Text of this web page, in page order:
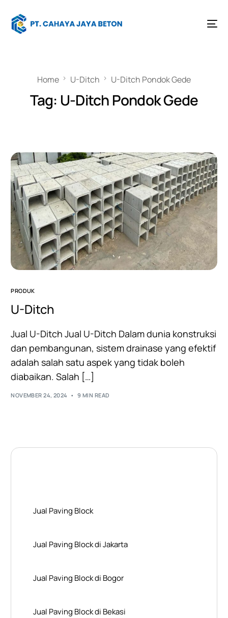
Home U-Ditch U-Ditch Pondok Gede
Tag: U-Ditch Pondok Gede
PRODUK
U-Ditch
Jual U-Ditch Jual U-Ditch Dalam dunia konstruksi
dan pembangunan, sistem drainase yang efektif
adalah salah satu aspek yang tidak boleh
diabaikan. Salah […]
NOVEMBER 24, 2024 9 MIN READ
Jual Paving Block
Jual Paving Block di Jakarta
Jual Paving Block di Bogor
Jual Paving Block di Bekasi